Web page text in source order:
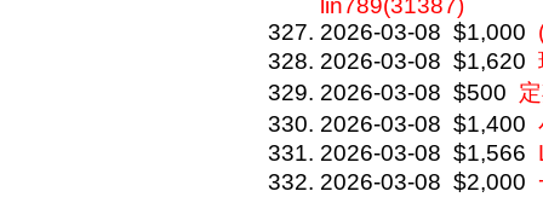
lin789(31387)
2026-03-08 $1,000
2026-03-08 $1,620
2026-03-08 $500
2026-03-08 $1,400
2026-03-08 $1,566
2026-03-08 $2,000